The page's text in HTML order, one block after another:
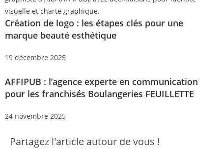
Création de logo : les étapes clés pour une
marque beauté esthétique
19 décembre 2025
AFFIPUB : l’agence experte en communication
pour les franchisés Boulangeries FEUILLETTE
24 novembre 2025
Partagez l'article autour de vous !